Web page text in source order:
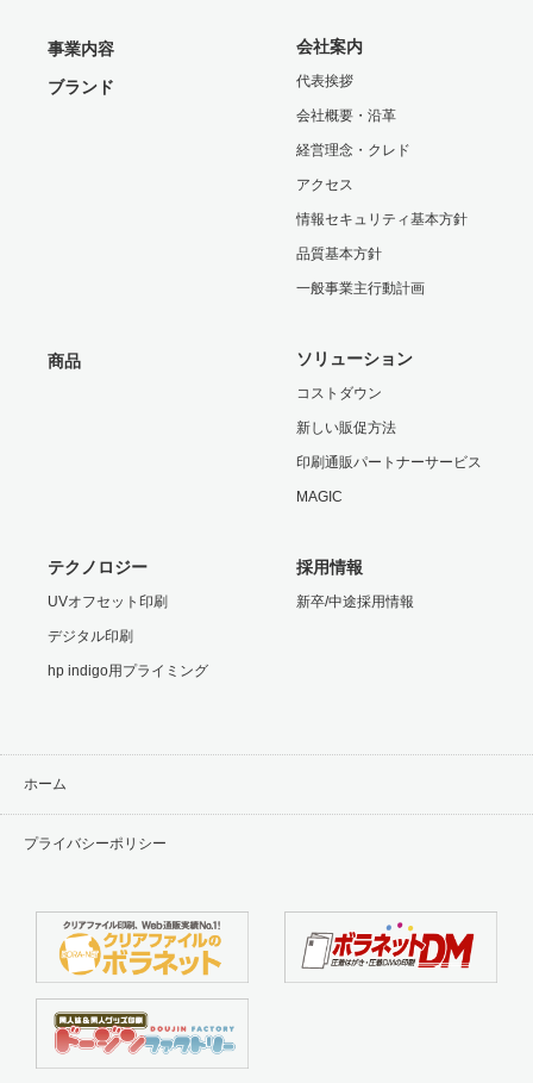
事業内容
ブランド
会社案内
代表挨拶
会社概要・沿革
経営理念・クレド
アクセス
情報セキュリティ基本方針
品質基本方針
一般事業主行動計画
商品 ソリューション
コストダウン
新しい販促方法
印刷通販パートナーサービス
MAGIC
テクノロジー
UVオフセット印刷
デジタル印刷
hp indigo用プライミング
採用情報
新卒/中途採用情報
ホーム
プライバシーポリシー